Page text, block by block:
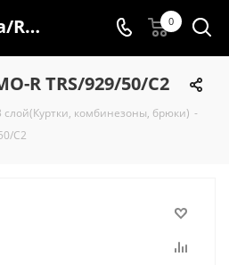
Брюки/Rukka/RIMO-R TRS/929/50/С2 0
R TRS/929/50/С2
слой(Куртки, комбинезоны, брюки) -
С2